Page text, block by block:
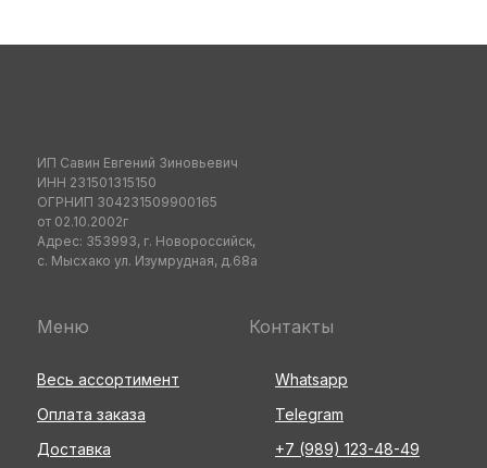
ИП Савин Евгений Зиновьевич
ИНН 231501315150
ОГРНИП 304231509900165
от 02.10.2002г
Адрес: 353993, г. Новороссийск,
с. Мысхако ул. Изумрудная, д.68а
Доставка
Оплата заказа
Меню Контакты
+7 (989) 123-48-49
Telegram
Весь ассортимент Whatsapp